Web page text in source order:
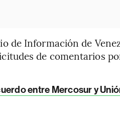
de Información de
de comentarios
entre Mercosur y